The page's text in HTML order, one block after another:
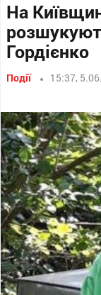
На
Гордієнко
Події 15:37,